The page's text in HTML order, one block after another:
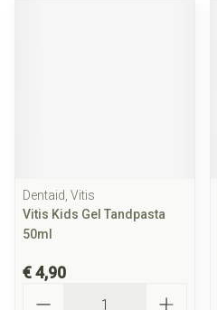
Dentaid, Vitis
Vitis Kids Gel Tandpasta
50ml
€ 4,90